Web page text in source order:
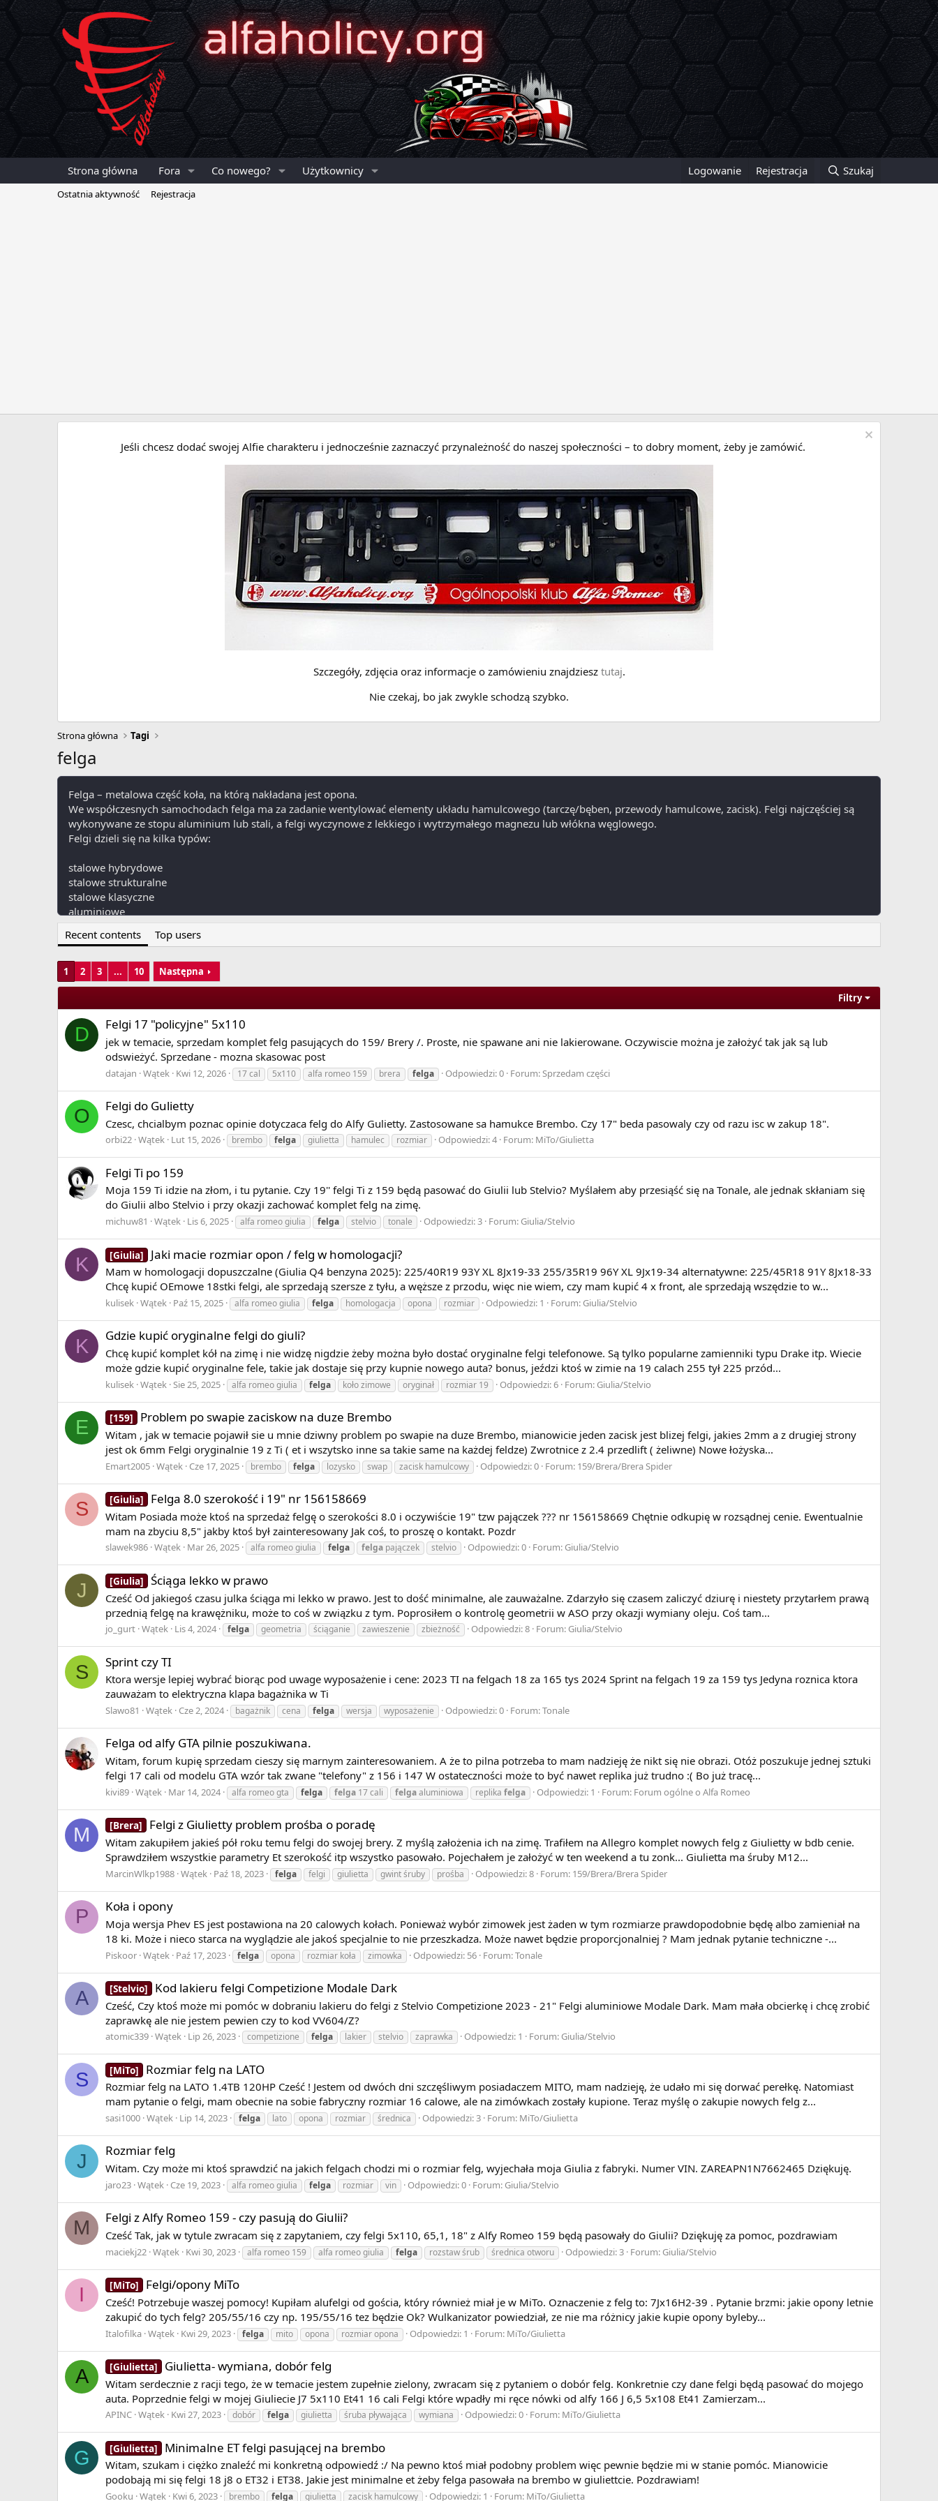
Strona główna Fora Co nowego? Użytkownicy Logowanie Rejestracja Szukaj
Ostatnia aktywność Rejestracja
Jeśli chcesz dodać swojej Alfie charakteru i jednocześnie zaznaczyć przynależność do naszej społeczności – to dobry moment, żeby je zamówić.
Szczegóły, zdjęcia oraz informacje o zamówieniu znajdziesz tutaj.
Nie czekaj, bo jak zwykle schodzą szybko.
Strona główna Tagi
felga
Felga – metalowa część koła, na którą nakładana jest opona.
We współczesnych samochodach felga ma za zadanie wentylować elementy układu hamulcowego (tarczę/bęben, przewody hamulcowe, zacisk). Felgi najczęściej są
wykonywane ze stopu aluminium lub stali, a felgi wyczynowe z lekkiego i wytrzymałego magnezu lub włókna węglowego.
Felgi dzieli się na kilka typów:
stalowe hybrydowe
stalowe strukturalne
stalowe klasyczne
aluminiowe
View More On Wikipedia.org
Recent contents Top users
1 2 3 ... 10 Następna
Filtry
D Felgi 17 "policyjne" 5x110
jek w temacie, sprzedam komplet felg pasujących do 159/ Brery /. Proste, nie spawane ani nie lakierowane. Oczywiscie można je założyć tak jak są lub
odswieżyć. Sprzedane - mozna skasowac post
datajan Wątek Kwi 12, 2026 17 cal 5x110 alfa romeo 159 brera felga Odpowiedzi: 0 Forum: Sprzedam części
O Felgi do Gulietty
Czesc, chcialbym poznac opinie dotyczaca felg do Alfy Gulietty. Zastosowane sa hamukce Brembo. Czy 17" beda pasowaly czy od razu isc w zakup 18".
orbi22 Wątek Lut 15, 2026 brembo felga giulietta hamulec rozmiar Odpowiedzi: 4 Forum: MiTo/Giulietta
Felgi Ti po 159
Moja 159 Ti idzie na złom, i tu pytanie. Czy 19'' felgi Ti z 159 będą pasować do Giulii lub Stelvio? Myślałem aby przesiąść się na Tonale, ale jednak skłaniam się
do Giulii albo Stelvio i przy okazji zachować komplet felg na zimę.
michuw81 Wątek Lis 6, 2025 alfa romeo giulia felga stelvio tonale Odpowiedzi: 3 Forum: Giulia/Stelvio
K [Giulia] Jaki macie rozmiar opon / felg w homologacji?
Mam w homologacji dopuszczalne (Giulia Q4 benzyna 2025): 225/40R19 93Y XL 8Jx19-33 255/35R19 96Y XL 9Jx19-34 alternatywne: 225/45R18 91Y 8Jx18-33
Chcę kupić OEmowe 18stki felgi, ale sprzedają szersze z tyłu, a węższe z przodu, więc nie wiem, czy mam kupić 4 x front, ale sprzedają wszędzie to w...
kulisek Wątek Paź 15, 2025 alfa romeo giulia felga homologacja opona rozmiar Odpowiedzi: 1 Forum: Giulia/Stelvio
K Gdzie kupić oryginalne felgi do giuli?
Chcę kupić komplet kół na zimę i nie widzę nigdzie żeby można było dostać oryginalne felgi telefonowe. Są tylko popularne zamienniki typu Drake itp. Wiecie
może gdzie kupić oryginalne fele, takie jak dostaje się przy kupnie nowego auta? bonus, jeździ ktoś w zimie na 19 calach 255 tył 225 przód...
kulisek Wątek Sie 25, 2025 alfa romeo giulia felga koło zimowe oryginał rozmiar 19 Odpowiedzi: 6 Forum: Giulia/Stelvio
E [159] Problem po swapie zaciskow na duze Brembo
Witam , jak w temacie pojawił sie u mnie dziwny problem po swapie na duze Brembo, mianowicie jeden zacisk jest blizej felgi, jakies 2mm a z drugiej strony
jest ok 6mm Felgi oryginalnie 19 z Ti ( et i wszytsko inne sa takie same na każdej feldze) Zwrotnice z 2.4 przedlift ( żeliwne) Nowe łożyska...
Emart2005 Wątek Cze 17, 2025 brembo felga lozysko swap zacisk hamulcowy Odpowiedzi: 0 Forum: 159/Brera/Brera Spider
S [Giulia] Felga 8.0 szerokość i 19" nr 156158669
Witam Posiada może ktoś na sprzedaż felgę o szerokości 8.0 i oczywiście 19" tzw pajączek ??? nr 156158669 Chętnie odkupię w rozsądnej cenie. Ewentualnie
mam na zbyciu 8,5" jakby ktoś był zainteresowany Jak coś, to proszę o kontakt. Pozdr
slawek986 Wątek Mar 26, 2025 alfa romeo giulia felga felga pajączek stelvio Odpowiedzi: 0 Forum: Giulia/Stelvio
J [Giulia] Ściąga lekko w prawo
Cześć Od jakiegoś czasu julka ściąga mi lekko w prawo. Jest to dość minimalne, ale zauważalne. Zdarzyło się czasem zaliczyć dziurę i niestety przytarłem prawą
przednią felgę na krawężniku, może to coś w związku z tym. Poprosiłem o kontrolę geometrii w ASO przy okazji wymiany oleju. Coś tam...
jo_gurt Wątek Lis 4, 2024 felga geometria ściąganie zawieszenie zbieżność Odpowiedzi: 8 Forum: Giulia/Stelvio
S Sprint czy TI
Ktora wersje lepiej wybrać biorąc pod uwage wyposażenie i cene: 2023 TI na felgach 18 za 165 tys 2024 Sprint na felgach 19 za 159 tys Jedyna roznica ktora
zauważam to elektryczna klapa bagażnika w Ti
Slawo81 Wątek Cze 2, 2024 bagażnik cena felga wersja wyposażenie Odpowiedzi: 0 Forum:Tonale
Felga od alfy GTA pilnie poszukiwana.
Witam, forum kupię sprzedam cieszy się marnym zainteresowaniem. A że to pilna potrzeba to mam nadzieję że nikt się nie obrazi. Otóż poszukuje jednej sztuki
felgi 17 cali od modelu GTA wzór tak zwane "telefony" z 156 i 147 W ostateczności może to być nawet replika już trudno :( Bo już tracę...
kivi89 Wątek Mar 14, 2024 alfa romeo gta felga felga 17 cali felgaaluminiowa replika felga Odpowiedzi: 1 Forum: Forum ogólne o Alfa Romeo
M [Brera] Felgi z Giulietty problem prośba o poradę
Witam zakupiłem jakieś pół roku temu felgi do swojej brery. Z myślą założenia ich na zimę. Trafiłem na Allegro komplet nowych felg z Giulietty w bdb cenie.
Sprawdziłem wszystkie parametry Et szerokość itp wszystko pasowało. Pojechałem je założyć w ten weekend a tu zonk... Giulietta ma śruby M12...
MarcinWlkp1988 Wątek Paź 18, 2023 felga felgi giulietta gwint śruby prośba Odpowiedzi: 8 Forum: 159/Brera/Brera Spider
P Koła i opony
Moja wersja Phev ES jest postawiona na 20 calowych kołach. Ponieważ wybór zimowek jest żaden w tym rozmiarze prawdopodobnie będę albo zamieniał na
18 ki. Może i nieco starca na wyglądzie ale jakoś specjalnie to nie przeszkadza. Może nawet będzie proporcjonalniej ? Mam jednak pytanie techniczne -...
Piskoor Wątek Paź 17, 2023 felga opona rozmiar koła zimowka Odpowiedzi: 56 Forum:Tonale
A [Stelvio] Kod lakieru felgi Competizione Modale Dark
Cześć, Czy ktoś może mi pomóc w dobraniu lakieru do felgi z Stelvio Competizione 2023 - 21" Felgi aluminiowe Modale Dark. Mam mała obcierkę i chcę zrobić
zaprawkę ale nie jestem pewien czy to kod VV604/Z?
atomic339 Wątek Lip 26, 2023 competizione felga lakier stelvio zaprawka Odpowiedzi: 1 Forum: Giulia/Stelvio
S [MiTo] Rozmiar felg na LATO
Rozmiar felg na LATO 1.4TB 120HP Cześć ! Jestem od dwóch dni szczęśliwym posiadaczem MITO, mam nadzieję, że udało mi się dorwać perełkę. Natomiast
mam pytanie o felgi, mam obecnie na sobie fabryczny rozmiar 16 calowe, ale na zimówkach zostały kupione. Teraz myślę o zakupie nowych felg z...
sasi1000 Wątek Lip 14, 2023 felga lato opona rozmiar średnica Odpowiedzi: 3 Forum: MiTo/Giulietta
J Rozmiar felg
Witam. Czy może mi ktoś sprawdzić na jakich felgach chodzi mi o rozmiar felg, wyjechała moja Giulia z fabryki. Numer VIN. ZAREAPN1N7662465 Dziękuję.
jaro23 Wątek Cze 19, 2023 alfa romeo giulia felga rozmiar vin Odpowiedzi: 0 Forum: Giulia/Stelvio
M Felgi z Alfy Romeo 159 - czy pasują do Giulii?
Cześć Tak, jak w tytule zwracam się z zapytaniem, czy felgi 5x110, 65,1, 18" z Alfy Romeo 159 będą pasowały do Giulii? Dziękuję za pomoc, pozdrawiam
maciekj22 Wątek Kwi 30, 2023 alfa romeo 159 alfa romeo giulia felga rozstaw śrub średnica otworu Odpowiedzi: 3 Forum: Giulia/Stelvio
I [MiTo] Felgi/opony MiTo
Cześć! Potrzebuje waszej pomocy! Kupiłam alufelgi od gościa, który również miał je w MiTo. Oznaczenie z felg to: 7Jx16H2-39 . Pytanie brzmi: jakie opony letnie
zakupić do tych felg? 205/55/16 czy np. 195/55/16 tez będzie Ok? Wulkanizator powiedział, ze nie ma różnicy jakie kupie opony byleby...
Italofilka Wątek Kwi 29, 2023 felga mito opona rozmiar opona Odpowiedzi: 1 Forum: MiTo/Giulietta
A [Giulietta] Giulietta- wymiana, dobór felg
Witam serdecznie z racji tego, że w temacie jestem zupełnie zielony, zwracam się z pytaniem o dobór felg. Konkretnie czy dane felgi będą pasować do mojego
auta. Poprzednie felgi w mojej Giuliecie J7 5x110 Et41 16 cali Felgi które wpadły mi ręce nówki od alfy 166 J 6,5 5x108 Et41 Zamierzam...
APINC Wątek Kwi 27, 2023 dobór felga giulietta śruba pływająca wymiana Odpowiedzi: 0 Forum: MiTo/Giulietta
G [Giulietta] Minimalne ET felgi pasującej na brembo
Witam, szukam i ciężko znaleźć mi konkretną odpowiedź :/ Na pewno ktoś miał podobny problem więc pewnie będzie mi w stanie pomóc. Mianowicie
podobają mi się felgi 18 j8 o ET32 i ET38. Jakie jest minimalne et żeby felga pasowała na brembo w giuliettcie. Pozdrawiam!
Gooku Wątek Kwi 6, 2023 brembo felga giulietta zacisk hamulcowy Odpowiedzi: 1 Forum: MiTo/Giulietta